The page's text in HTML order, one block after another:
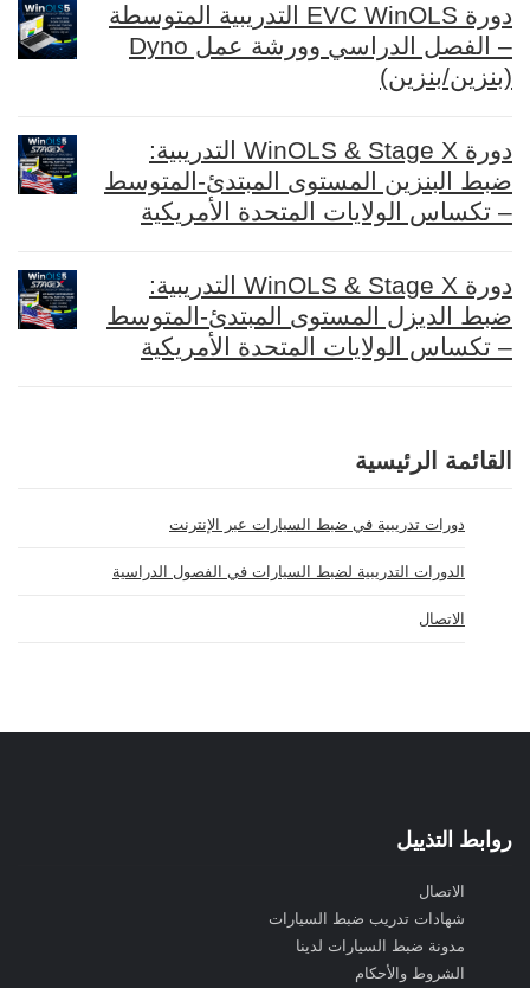
دورة EVC WinOLS التدريبية المتوسطة
– الفصل الدراسي وورشة عمل Dyno
(بنزين/بنزين)
دورة WinOLS & Stage X التدريبية:
ضبط البنزين المستوى المبتدئ-المتوسط
– تكساس الولايات المتحدة الأمريكية
دورة WinOLS & Stage X التدريبية:
ضبط الديزل المستوى المبتدئ-المتوسط
– تكساس الولايات المتحدة الأمريكية
القائمة الرئيسية
دورات تدريبية في ضبط السيارات عبر الإنترنت
الدورات التدريبية لضبط السيارات في الفصول الدراسية
الاتصال
روابط التذييل
الاتصال
شهادات تدريب ضبط السيارات
مدونة ضبط السيارات لدينا
الشروط والأحكام